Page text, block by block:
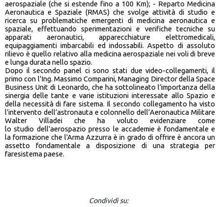
aerospaziale (che si estende fino a 100 Km); - Reparto Medicina
Aeronautica e Spaziale (RMAS) che svolge attività di studio e
ricerca su problematiche emergenti di medicina aeronautica e
spaziale, effettuando sperimentazioni e verifiche tecniche su
apparati aeronautici, apparecchiature elettromedicali,
equipaggiamenti imbarcabili ed indossabili. Aspetto di assoluto
rilievo è quello relativo alla medicina aerospaziale nei voli di breve
e lunga durata nello spazio.
Dopo il secondo panel ci sono stati due video-collegamenti, il
primo con l’Ing. Massimo Comparini, Managing Director della Space
Business Unit di Leonardo, che ha sottolineato l’importanza della
sinergia delle tante e varie istituzioni interessate allo Spazio e
della necessità di fare sistema. Il secondo collegamento ha visto
l’intervento dell’astronauta e colonnello dell’Aeronautica Militare
Walter Villadei che ha voluto evidenziare come
lo studio dell’aerospazio presso le accademie è fondamentale e
la formazione che l'Arma Azzurra è in grado di offrire è ancora un
assetto fondamentale a disposizione di una strategia per
faresistema paese.
Condividi su: